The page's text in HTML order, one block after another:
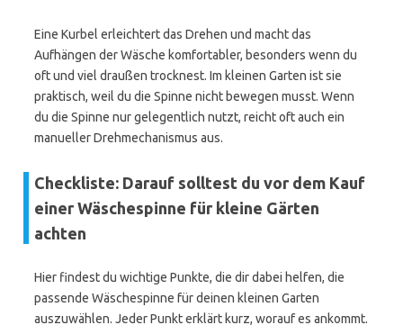
Eine Kurbel erleichtert das Drehen und macht das
Aufhängen der Wäsche komfortabler, besonders wenn du
oft und viel draußen trocknest. Im kleinen Garten ist sie
praktisch, weil du die Spinne nicht bewegen musst. Wenn
du die Spinne nur gelegentlich nutzt, reicht oft auch ein
manueller Drehmechanismus aus.
Checkliste: Darauf solltest du vor dem Kauf
einer Wäschespinne für kleine Gärten
achten
Hier findest du wichtige Punkte, die dir dabei helfen, die
passende Wäschespinne für deinen kleinen Garten
auszuwählen. Jeder Punkt erklärt kurz, worauf es ankommt.